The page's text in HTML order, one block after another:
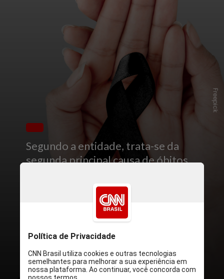
Segundo a entidade, trata-se da
segunda principal causa de óbitos
especialistas afirmam que os danos
podem ser reduzidos,
principalmente, com a agilidade do
atendimento médico
Freepick